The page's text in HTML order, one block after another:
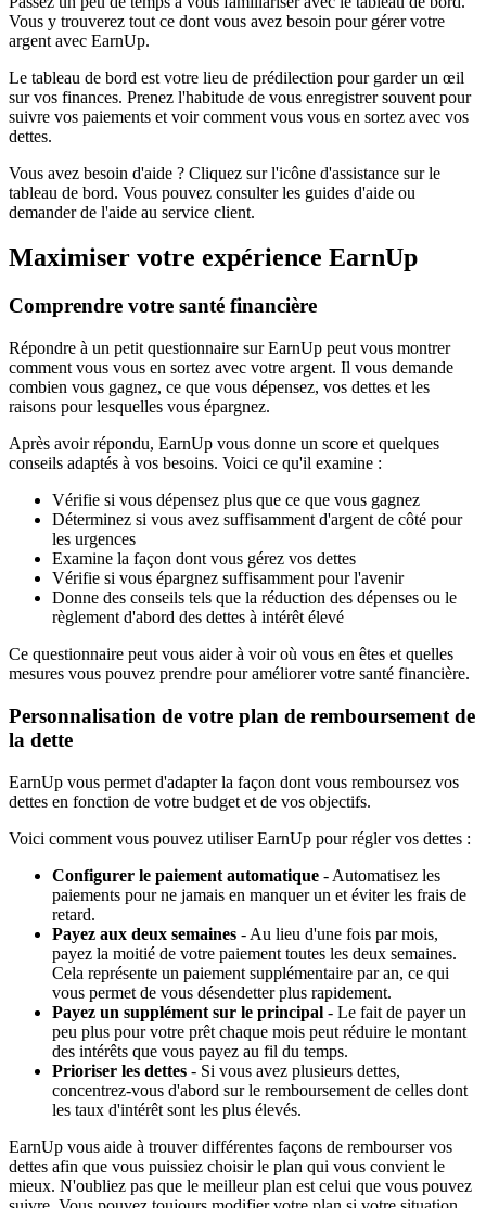
Vous y trouverez tout ce dont vous avez besoin pour gérer votre
argent avec EarnUp.
Le tableau de bord est votre lieu de prédilection pour garder un œil
sur vos finances. Prenez l'habitude de vous enregistrer souvent pour
suivre vos paiements et voir comment vous vous en sortez avec vos
dettes.
Vous avez besoin d'aide ? Cliquez sur l'icône d'assistance sur le
tableau de bord. Vous pouvez consulter les guides d'aide ou
demander de l'aide au service client.
Maximiser votre expérience EarnUp
Comprendre votre santé financière
Répondre à un petit questionnaire sur EarnUp peut vous montrer
comment vous vous en sortez avec votre argent. Il vous demande
combien vous gagnez, ce que vous dépensez, vos dettes et les
raisons pour lesquelles vous épargnez.
Après avoir répondu, EarnUp vous donne un score et quelques
conseils adaptés à vos besoins. Voici ce qu'il examine :
Vérifie si vous dépensez plus que ce que vous gagnez
Déterminez si vous avez suffisamment d'argent de côté pour
les urgences
Examine la façon dont vous gérez vos dettes
Vérifie si vous épargnez suffisamment pour l'avenir
Donne des conseils tels que la réduction des dépenses ou le
règlement d'abord des dettes à intérêt élevé
Ce questionnaire peut vous aider à voir où vous en êtes et quelles
mesures vous pouvez prendre pour améliorer votre santé financière.
Personnalisation de votre plan de remboursement de
la dette
EarnUp vous permet d'adapter la façon dont vous remboursez vos
dettes en fonction de votre budget et de vos objectifs.
Voici comment vous pouvez utiliser EarnUp pour régler vos dettes :
Configurer le paiement automatique - Automatisez les
paiements pour ne jamais en manquer un et éviter les frais de
retard.
Payez aux deux semaines - Au lieu d'une fois par mois,
payez la moitié de votre paiement toutes les deux semaines.
Cela représente un paiement supplémentaire par an, ce qui
vous permet de vous désendetter plus rapidement.
Payez un supplément sur le principal - Le fait de payer un
peu plus pour votre prêt chaque mois peut réduire le montant
des intérêts que vous payez au fil du temps.
Prioriser les dettes - Si vous avez plusieurs dettes,
concentrez-vous d'abord sur le remboursement de celles dont
les taux d'intérêt sont les plus élevés.
EarnUp vous aide à trouver différentes façons de rembourser vos
dettes afin que vous puissiez choisir le plan qui vous convient le
mieux. N'oubliez pas que le meilleur plan est celui que vous pouvez